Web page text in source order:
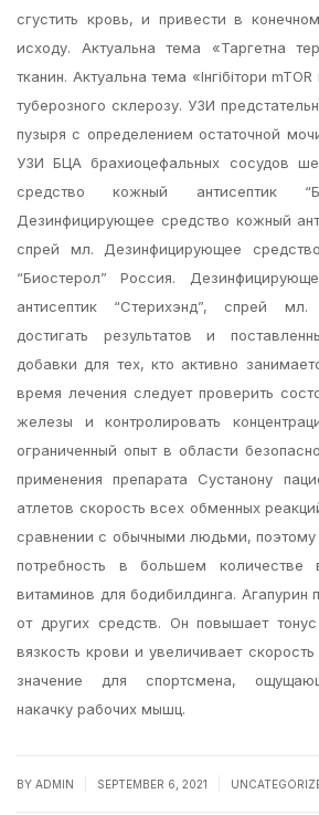
сгустить кровь, и привести в
исходу. Актуальна тема «Таргетна
тканин. Актуальна тема «Інгібітори
туберозного склерозу. УЗИ
пузыря с определением остаточной
УЗИ БЦА брахиоцефальных сосудов
средство кожный антисептик
Дезинфицирующее средство кожный
спрей мл. Дезинфицирующее
“Биостерол” Россия.
антисептик “Стерихэнд”, спрей
достигать результатов и
добавки для тех, кто активно
время лечения следует проверить
железы и контролировать
ограниченный опыт в области
применения препарата Сустанону
атлетов скорость всех обменных
сравнении с обычными людьми,
потребность в большем количестве
витаминов для бодибилдинга. Агапурин
от других средств. Он повышает
вязкость крови и увеличивает
значение для спортсмена,
накачку рабочих мышц.
BY ADMIN SEPTEMBER 6, 2021